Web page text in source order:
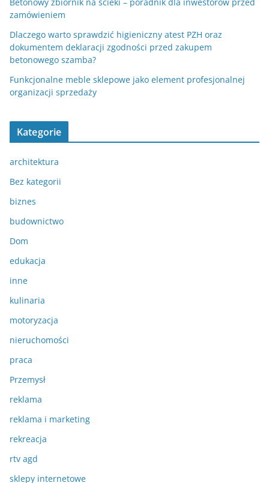
Betonowy zbiornik na ścieki – poradnik dla inwestorów przed
zamówieniem
Dlaczego warto sprawdzić higieniczny atest PZH oraz
dokumentem deklaracji zgodności przed zakupem
betonowego szamba?
Funkcjonalne meble sklepowe jako element profesjonalnej
organizacji sprzedaży
Kategorie
architektura
Bez kategorii
biznes
budownictwo
Dom
edukacja
inne
kulinaria
motoryzacja
nieruchomości
praca
Przemysł
reklama
reklama i marketing
rekreacja
rtv agd
sklepy internetowe